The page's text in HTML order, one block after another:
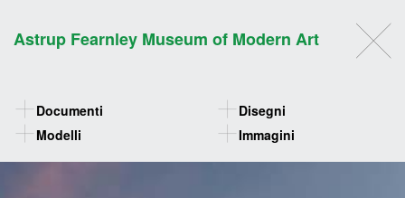
Astrup Fearnley Museum of Modern Art
Documenti
Disegni
Modelli
Immagini